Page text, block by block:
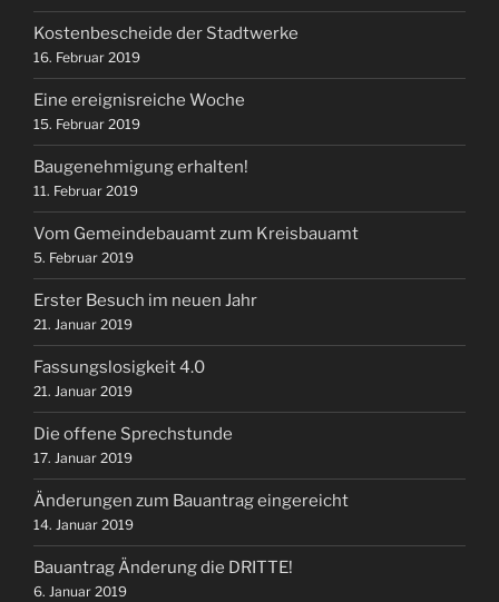
Kostenbescheide der Stadtwerke
16. Februar 2019
Eine ereignisreiche Woche
15. Februar 2019
Baugenehmigung erhalten!
11. Februar 2019
Vom Gemeindebauamt zum Kreisbauamt
5. Februar 2019
Erster Besuch im neuen Jahr
21. Januar 2019
Fassungslosigkeit 4.0
21. Januar 2019
Die offene Sprechstunde
17. Januar 2019
Änderungen zum Bauantrag eingereicht
14. Januar 2019
Bauantrag Änderung die DRITTE!
6. Januar 2019